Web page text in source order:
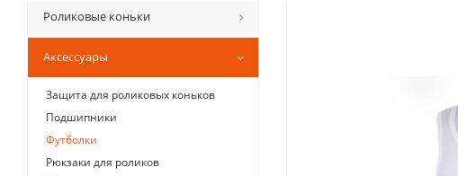
Роликовые коньки
Аксессуары
Защита для роликовых коньков
Подшипники
Футболки
Рюкзаки для роликов